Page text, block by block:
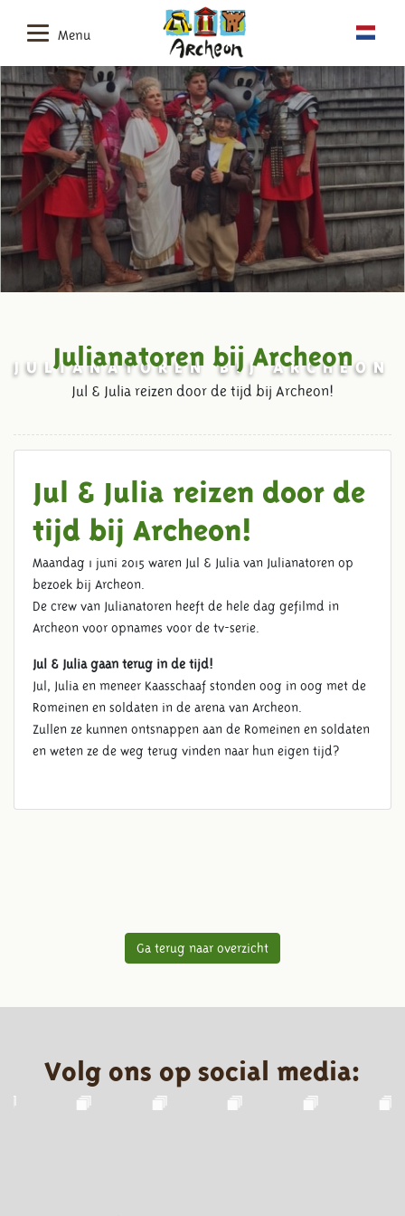
Menu
JULIANATOREN BIJ ARCHEON
Julianatoren bij Archeon
Jul & Julia reizen door de tijd bij Archeon!
Jul & Julia reizen door de
tijd bij Archeon!
Maandag 1 juni 2015 waren Jul & Julia van Julianatoren op
bezoek bij Archeon.
De crew van Julianatoren heeft de hele dag gefilmd in
Archeon voor opnames voor de tv-serie.
Jul & Julia gaan terug in de tijd!
Jul, Julia en meneer Kaasschaaf stonden oog in oog met de
Romeinen en soldaten in de arena van Archeon.
Zullen ze kunnen ontsnappen aan de Romeinen en soldaten
en weten ze de weg terug vinden naar hun eigen tijd?
Ga terug naar overzicht
Volg ons op social media: